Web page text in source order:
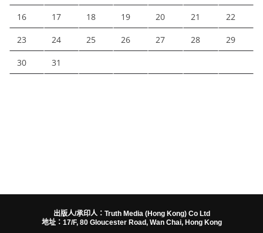
16 17 18 19 20 21 22
23 24 25 26 27 28 29
30 31
出版人/承印人：Truth Media (Hong Kong) Co Ltd
地址：17/F, 80 Gloucester Road, Wan Chai, Hong Kong